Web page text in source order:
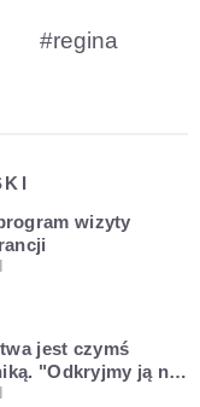
#regina
wizyty
jest czymś
"Odkryjmy ją na